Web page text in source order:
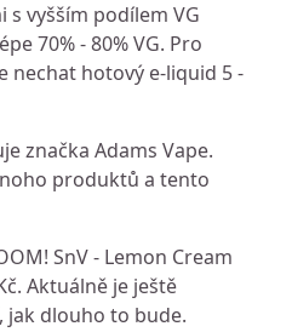
s vyšším podílem VG
70% - 80% VG. Pro
nechat hotový e-liquid 5 -
značka Adams Vape.
produktů a tento
SnV - Lemon Cream
Aktuálně je ještě
jak dlouho to bude.